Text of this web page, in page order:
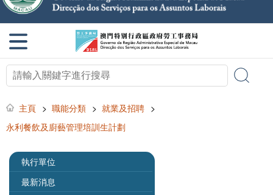
主頁 > 職能分類 > 就業及招聘 >
永利餐飲及廚藝管理培訓生計劃
執行單位
最新消息